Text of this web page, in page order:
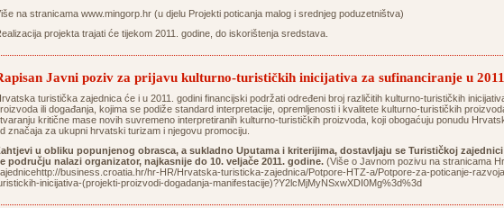
na stranicama www.mingorp.hr (u djelu Projekti poticanja malog i srednjeg poduzetništva)
projekta trajati će tijekom 2011. godine, do iskorištenja sredstava.
Javni poziv za prijavu kulturno-turističkih inicijativa za sufinanciranje u
turistička zajednica će i u 2011. godini financijski podržati određeni broj različitih kulturno-turističkih
ili događanja, kojima se podiže standard interpretacije, opremljenosti i kvalitete kulturno-turističkih
kritične mase novih suvremeno interpretiranih kulturno-turističkih proizvoda, koji obogaćuju ponudu
značaja za ukupni hrvatski turizam i njegovu promociju.
u obliku popunjenog obrasca, a sukladno Uputama i kriterijima, dostavljaju se Turističkoj
području nalazi organizator, najkasnije do 10. veljače 2011. godine. (Više o Javnom pozivu na stranicama
business.croatia.hr/hr-HR/Hrvatska-turisticka-zajednica/Potpore-HTZ-a/Potpore-za-poticanje-
inicijativa-(projekti-proizvodi-dogadanja-manifestacije)?Y2lcMjMyNSxwXDI0Mg%3d%3d